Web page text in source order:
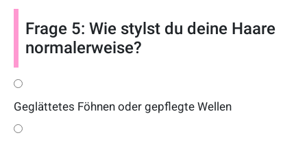
Frage 5: Wie stylst du deine Haare
normalerweise?
Geglättetes Föhnen oder gepflegte Wellen